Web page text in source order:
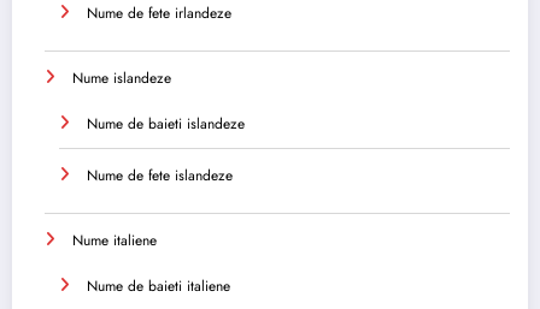
Nume de fete irlandeze
Nume islandeze
Nume de baieti islandeze
Nume de fete islandeze
Nume italiene
Nume de baieti italiene